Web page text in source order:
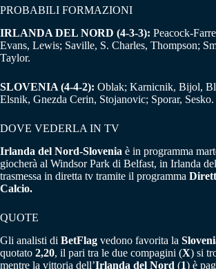
PROBABILI FORMAZIONI
IRLANDA DEL NORD (4-3-3): Peacock-
Evans, Lewis; Saville, S. Charles, Thompson;
Taylor.
SLOVENIA (4-4-2): Oblak; Karnicnik, Bijol,
Elsnik, Gnezda Cerin, Stojanovic; Sporar, Sesko.
DOVE VEDERLA IN TV
Irlanda del Nord-Slovenia è in programma
giocherà al Windsor Park di Belfast, in Irlanda
trasmessa in diretta tv tramite il programma
Calcio.
QUOTE
Gli analisti di BetFlag vedono favorita la
quotato 2,20, il pari tra le due compagini (X) si
mentre la vittoria dell’Irlanda del Nord (1) è